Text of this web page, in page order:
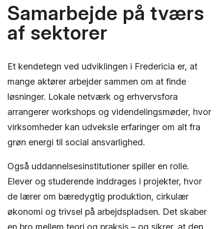
Samarbejde på tværs
af sektorer
Et kendetegn ved udviklingen i Fredericia er, at
mange aktører arbejder sammen om at finde
løsninger. Lokale netværk og erhvervsfora
arrangerer workshops og videndelingsmøder, hvor
virksomheder kan udveksle erfaringer om alt fra
grøn energi til social ansvarlighed.
Også uddannelsesinstitutioner spiller en rolle.
Elever og studerende inddrages i projekter, hvor
de lærer om bæredygtig produktion, cirkulær
økonomi og trivsel på arbejdspladsen. Det skaber
en bro mellem teori og praksis – og sikrer, at den